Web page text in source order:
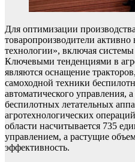
Для оптимизации
товаропроизводители
технологии», включая
Ключевыми тенденциями в
являются оснащение
самоходной техники
автоматического управления,
беспилотных летательных
агротехнологических
области насчитывается 735
управлением, а растущие
эффективность.